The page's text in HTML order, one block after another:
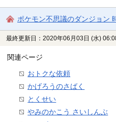
ポケモン不思議のダンジョン
最終更新日：2020年06月03日 (水)
関連ページ
おトクな依頼
かげろうのさばく
とくせい
やみのかこう さいしんぶ